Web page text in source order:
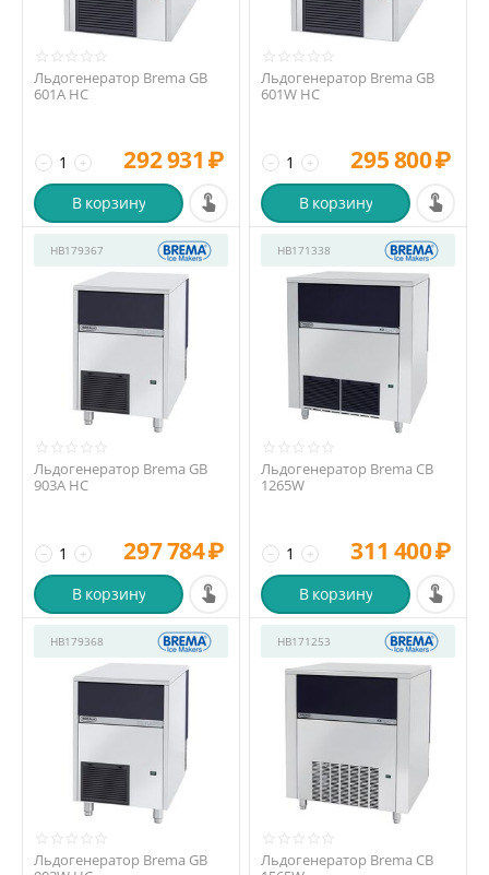
Льдогенератор Brema GB
601A HC
+
− 292 931 ₽
В корзину
Льдогенератор Brema GB
601W HC
+
− 295 800₽
В корзину
HB179367
Льдогенератор Brema GB
903A HC
+
− 297 784₽
В корзину
HB171338
Льдогенератор Brema CB
1265W
+
− 311 400₽
В корзину
HB179368
Льдогенератор Brema GB
HB171253
Льдогенератор Brema CB